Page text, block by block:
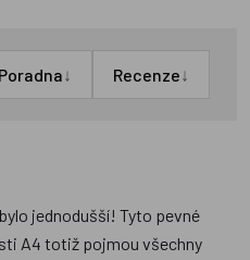
Poradna↓ Recenze↓
jednodušší! Tyto pevné
A4 totiž pojmou všechny